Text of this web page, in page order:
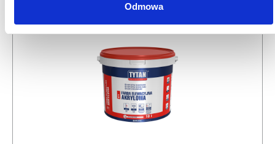
Odmowa